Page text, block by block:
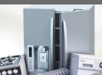
14€IVA incl. envío incl.